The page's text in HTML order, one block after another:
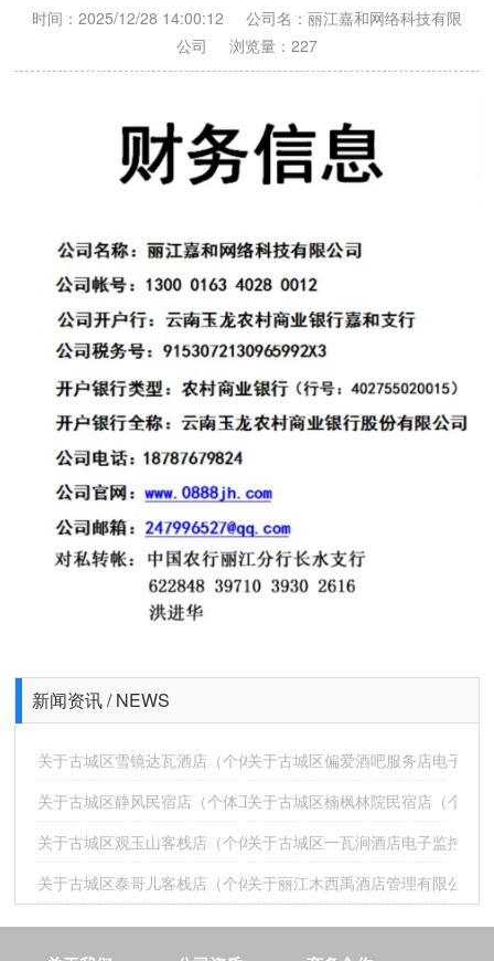
小度智能音箱大金刚酒店版
智慧酒店
时间：2025/12/28 14:00:12 公司名：丽江嘉和网络科技有限
公司 浏览量： 227
新闻资讯 / NEWS
关于古城区雪镜达瓦酒店（个体工商户）电子监控安防合格证下证
关于古城区偏爱酒吧服务店电子监
关于古城区静风民宿店（个体工商户）电子监控安防合格证下证通
关于古城区楠枫林院民宿店（个体
关于古城区观玉山客栈店（个体工商户）电子监控安防合格证下证
关于古城区一瓦涧酒店电子监控安
关于古城区泰哥儿客栈店（个体工商户）电子监控安防合格证下证
关于丽江木西禹酒店管理有限公司